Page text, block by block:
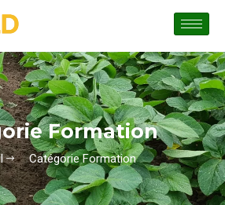
Formation
Catégorie Formation